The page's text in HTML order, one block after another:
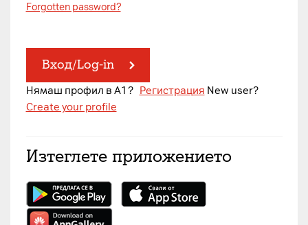
Forgotten password?
Вход/Log-in
Нямаш профил в A1? Регистрация New user?
Create your profile
Изтеглете приложението